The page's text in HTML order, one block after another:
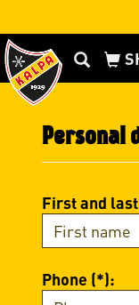
Personal
First and
Phone (*):